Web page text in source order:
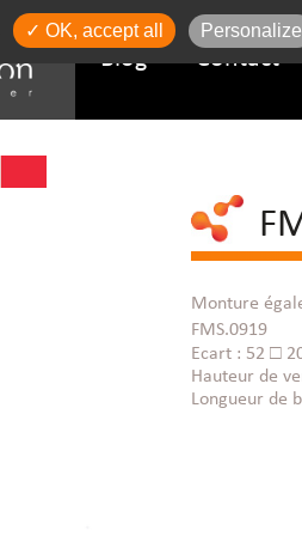
Blog Contact
Monture
FMS.0919
Ecart : 52 □
Hauteur de
Longueur de
✓ OK, accept all Personalize